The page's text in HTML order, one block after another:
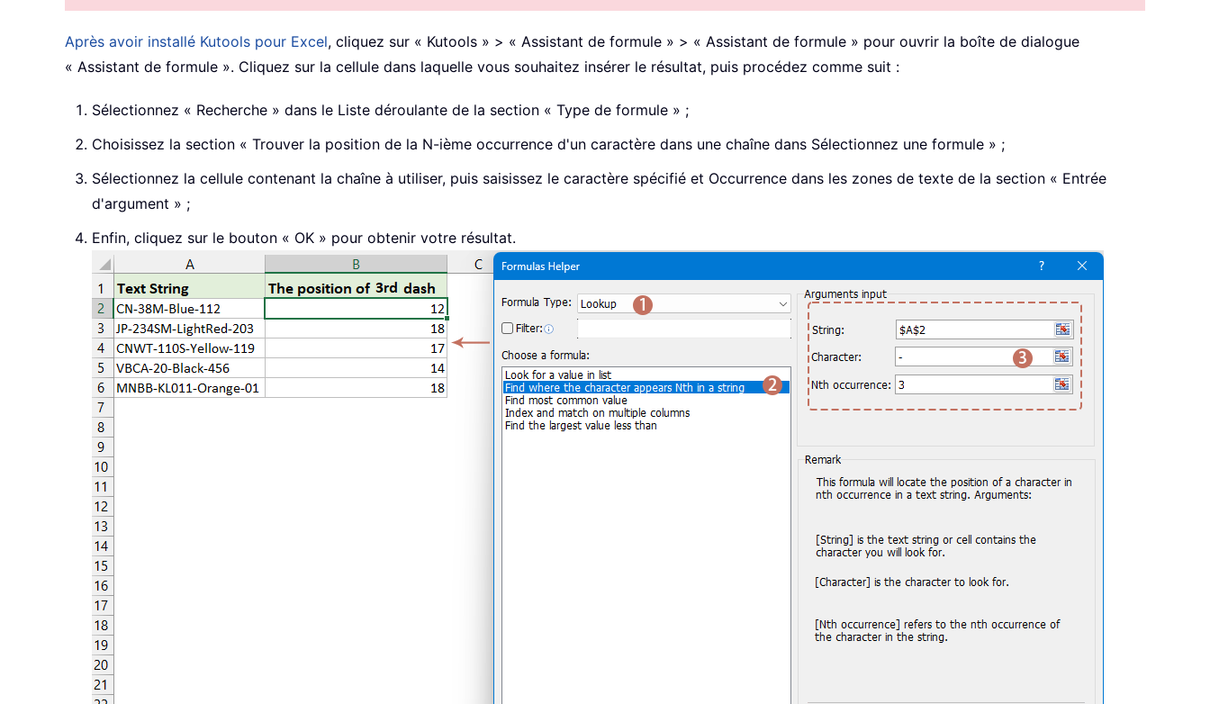
Après avoir installé Kutools pour Excel, cliquez sur « Kutools » > « Assistant de formule » > « Assistant de formule » pour ouvrir la boîte de dialogue
« Assistant de formule ». Cliquez sur la cellule dans laquelle vous souhaitez insérer le résultat, puis procédez comme suit :
Sélectionnez « Recherche » dans le Liste déroulante de la section « Type de formule » ;
Choisissez la section « Trouver la position de la N-ième occurrence d'un caractère dans une chaîne dans Sélectionnez une formule » ;
Sélectionnez la cellule contenant la chaîne à utiliser, puis saisissez le caractère spécifié et Occurrence dans les zones de texte de la section « Entrée
d'argument » ;
Enfin, cliquez sur le bouton « OK » pour obtenir votre résultat.